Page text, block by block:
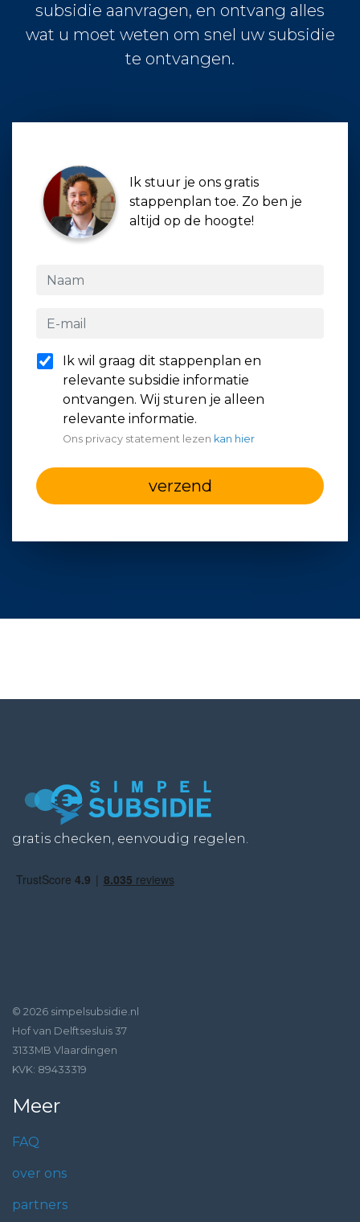
subsidie aanvragen, en ontvang alles
wat u moet weten om snel uw subsidie
te ontvangen.
Ik stuur je ons gratis
stappenplan toe. Zo ben je
altijd op de hoogte!
Ik wil graag dit stappenplan en
relevante subsidie informatie
ontvangen. Wij sturen je alleen
relevante informatie.
Ons privacy statement lezen kan hier
verzend
gratis checken, eenvoudig regelen.
© 2026 simpelsubsidie.nl
Hof van Delftsesluis 37
3133MB Vlaardingen
KVK: 89433319
Meer
FAQ
over ons
partners